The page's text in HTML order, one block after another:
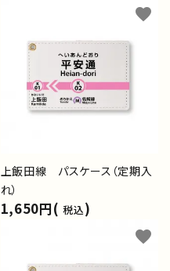
上飯田線 パスケース（定期入
れ）
1,650円( 税込)
favorite
favorite